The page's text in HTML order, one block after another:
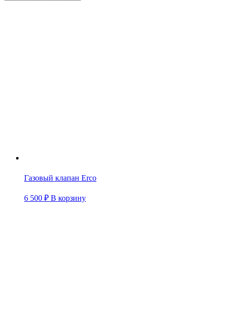
Газовый клапан Erco
6 500 ₽ В корзину